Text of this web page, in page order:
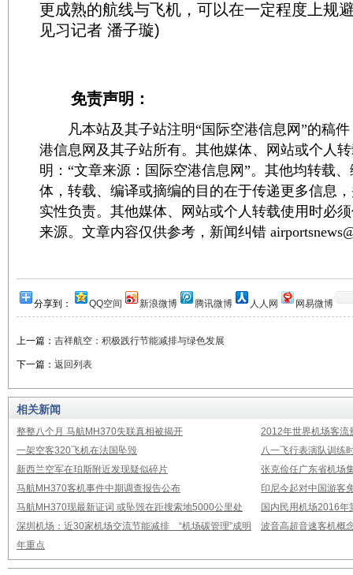
更成熟的航线与飞机，可以在一定程度上规
见习记者 潘子璇)
免责声明：
凡本站及其子站注明“国际空港信息网”的稿件
港信息网及其子站所有。其他媒体、网站或个人
明：“文章来源：国际空港信息网”。其他均转载
体，转载、编译或摘编的目的在于传递更多信息
实性负责。其他媒体、网站或个人转载使用时必
来源。文章内容仅供参考，新闻纠错
分享到： QQ空间 新浪微博 腾讯微博 人人网 网易微博
上一篇： 吉祥航空：积极践行节能减排与绿色发展
下一篇： 返回列表
相关新闻
整整八个月 马航MH370失联真相被揭开
2012年世界机场客流
一架空客320飞机在法国坠毁
八一飞行表演队训练
新西兰空军在珀斯附近发现疑似碎片
张克俭任广东省机场
马航MH370客机事件中期调查报告公布
印尼今起对中国游客
马航MH370现最新证词 或坠毁在距搜索地5000公里处
国内民用机场2016年
深圳机场：近30家机场交流节能减排 “机场碳管理”成明
年重点
波音高超音速客机概